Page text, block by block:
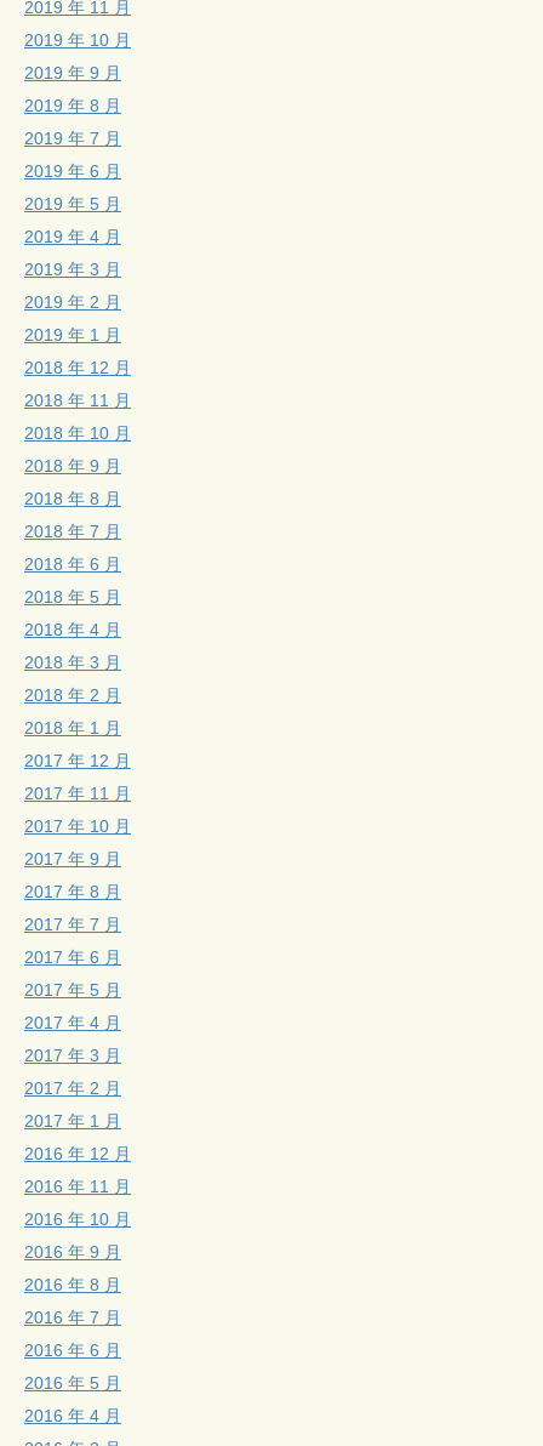
2019 年 11 月
2019 年 10 月
2019 年 9 月
2019 年 8 月
2019 年 7 月
2019 年 6 月
2019 年 5 月
2019 年 4 月
2019 年 3 月
2019 年 2 月
2019 年 1 月
2018 年 12 月
2018 年 11 月
2018 年 10 月
2018 年 9 月
2018 年 8 月
2018 年 7 月
2018 年 6 月
2018 年 5 月
2018 年 4 月
2018 年 3 月
2018 年 2 月
2018 年 1 月
2017 年 12 月
2017 年 11 月
2017 年 10 月
2017 年 9 月
2017 年 8 月
2017 年 7 月
2017 年 6 月
2017 年 5 月
2017 年 4 月
2017 年 3 月
2017 年 2 月
2017 年 1 月
2016 年 12 月
2016 年 11 月
2016 年 10 月
2016 年 9 月
2016 年 8 月
2016 年 7 月
2016 年 6 月
2016 年 5 月
2016 年 4 月